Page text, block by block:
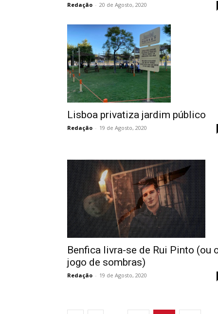
Redação - 20 de Agosto, 2020
Lisboa privatiza jardim público
Redação - 19 de Agosto, 2020
Benfica livra-se de Rui Pinto (ou
jogo de sombras)
Redação - 19 de Agosto, 2020